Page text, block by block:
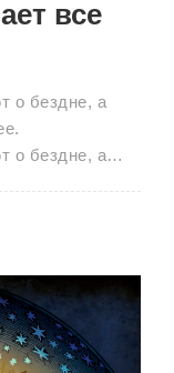
все
о бездне, а
о бездне, а…